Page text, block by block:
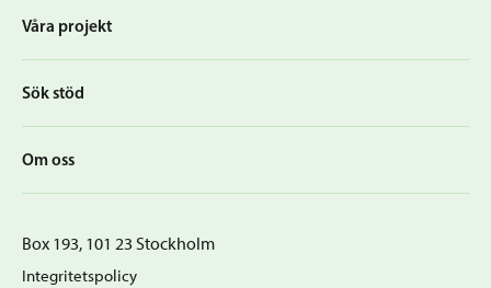
Våra projekt
Sök stöd
Om oss
Box 193, 101 23 Stockholm
Integritetspolicy